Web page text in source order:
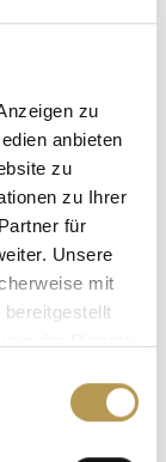
zu
anbieten
zu
zu Ihrer
für
Unsere
mit
FREE
for